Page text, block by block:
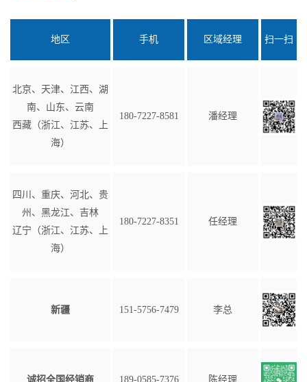
地区 手机 区域经理 扫一扫
北京、天津、江西、湖
南、山东、云南
西藏（浙江、江苏、上
海）
180-7227-8581 潘经理
四川、重庆、河北、贵
州、黑龙江、吉林
辽宁（浙江、江苏、上
海）
180-7227-8351 任经理
新疆 151-5756-7479 李总
诚招全国经销商 189-0585-7376 陈经理